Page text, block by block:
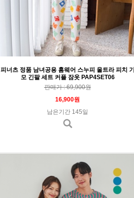
피너츠 정품 남녀공용 홈웨어 스누피 울트라 피치
모 긴팔 세트 커플 잠옷 PAP4SET06
판매가 : 69,900원
16,900원
남은기간 145일